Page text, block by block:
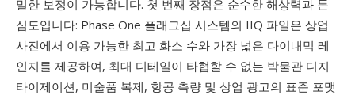
밀한 보정이 가능합니다. 첫 번째 장점은 순수한 해상력과 톤
심도입니다: Phase One 플래그십 시스템의 IIQ 파일은 상업
사진에서 이용 가능한 최고 화소 수와 가장 넓은 다이내믹 레
인지를 제공하여, 최대 디테일이 타협할 수 없는 박물관 디지
타이제이션, 미술품 복제, 항공 측량 및 상업 광고의 표준 포맷